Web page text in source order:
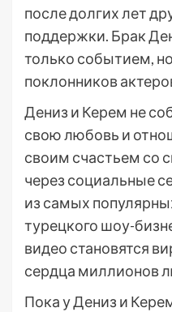
после долгих лет
поддержки. Брак
только событием,
поклонников
Дениз и Керем не
свою любовь и
своим счастьем со
через социальные
из самых
турецкого шоу-
видео становятся
сердца миллионов
Пока у Дениз и